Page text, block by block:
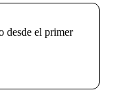
desde el primer